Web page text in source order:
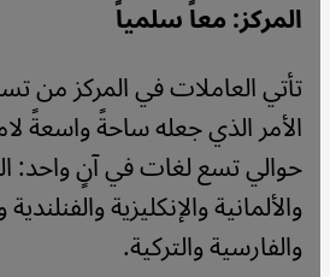
المركز: معاً سلمياً
تأتي العاملات في المركز من
الأمر الذي جعله ساحةً واسعةً
حوالي تسع لغات في آنٍ واحد:
والألمانية والإنكليزية
والفارسية والتركية.